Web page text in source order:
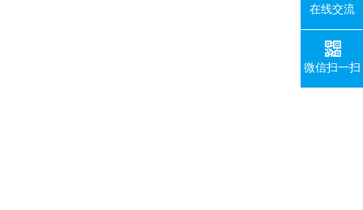
在线交流
微信扫一扫